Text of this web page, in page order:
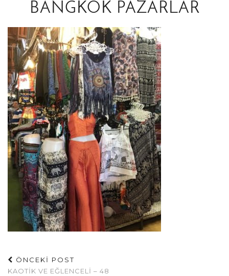
BANGKOK PAZARLAR
ÖNCEKİ POST
KAOTIK VE EĞLENCELI – 48